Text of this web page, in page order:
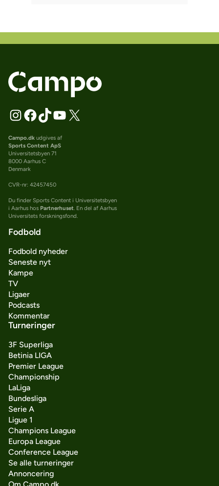
Campo.dkudgives af
Sports Content ApS
Universitetsbyen 71
8000 Aarhus C
Denmark
CVR-nr: 42457450
Du finder Sports Content i Universitetsbyen
i Aarhus hos Partnerhuset. En del af Aarhus
Universitets forskningsfond.
Fodbold
Fodbold nyheder
Seneste nyt
Kampe
TV
Ligaer
Podcasts
Kommentar
Turneringer
3F Superliga
Betinia LIGA
Premier League
Championship
LaLiga
Bundesliga
Serie A
Ligue 1
Champions League
Europa League
Conference League
Se alle turneringer
Annoncering